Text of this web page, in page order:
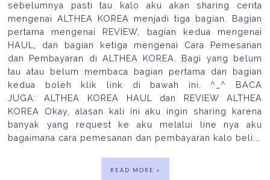
sebelumnya pasti tau kalo aku akan sharing cerita
mengenai ALTHEA KOREA menjadi tiga bagian. Bagian
pertama mengenai REVIEW, bagian kedua mengenai
HAUL, dan bagian ketiga mengenai Cara Pemesanan
dan Pembayaran di ALTHEA KOREA. Bagi yang belum
tau atau belum membaca bagian pertama dan bagian
kedua boleh klik link di bawah ini. ^_^ BACA
JUGA: ALTHEA KOREA HAUL dan REVIEW ALTHEA
KOREA Okay, alasan kali ini aku ingin sharing karena
banyak yang request ke aku melalui line nya aku
bagaimana cara pemesanan dan pembayaran kalo beli...
READ MORE »